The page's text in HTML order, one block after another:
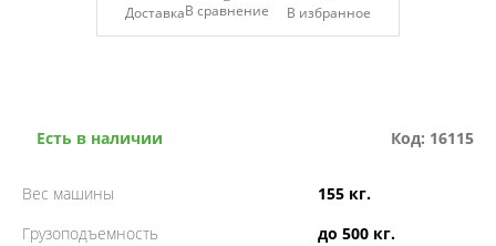
Есть в наличии Код: 16115
Вес машины
155 кг.
Грузоподъемность
до 500 кг.
ДоставкаВ сравнение